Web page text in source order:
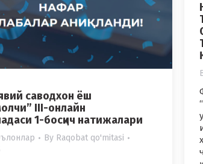
саводхон ёш
III-онлайн
1-босқич натижалари
By Raqobat qo'mitasi